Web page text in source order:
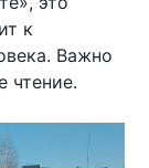
к
Важно
чтение.